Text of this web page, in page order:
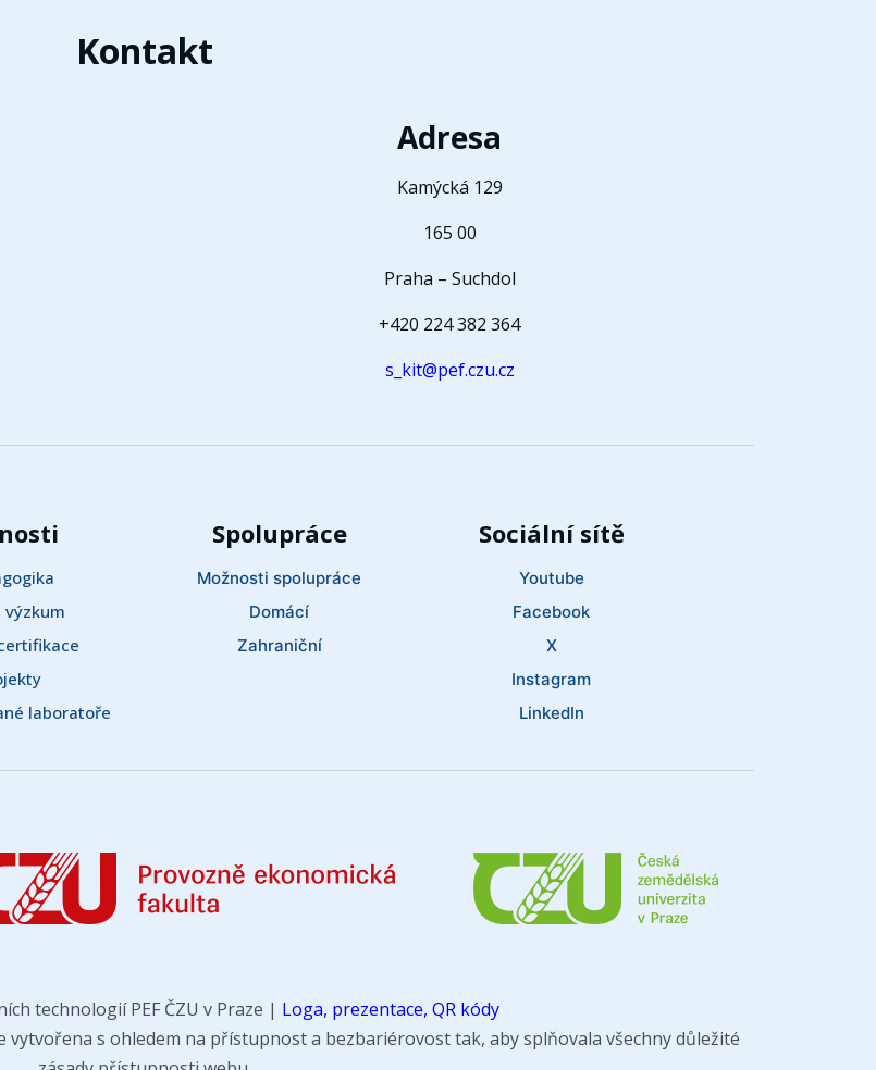
Kontakt
Adresa
Kamýcká 129
165 00
Praha – Suchdol
+420 224 382 364
s_kit@pef.czu.cz
výzkum
laboratoře
Spolupráce
Možnosti spolupráce
Domácí
Zahraniční
Sociální sítě
Youtube
Facebook
X
Instagram
LinkedIn
technologií PEF ČZU v Praze | Loga, prezentace, QR kódy
s ohledem na přístupnost a bezbariérovost tak, aby splňovala všechny důležité